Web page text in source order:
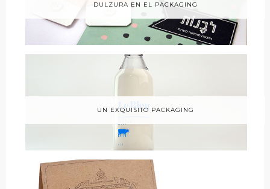
DULZURA EN EL PACKAGING
UN EXQUISITO PACKAGING